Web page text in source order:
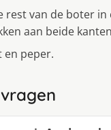
rest van de boter in
aan beide
en peper.